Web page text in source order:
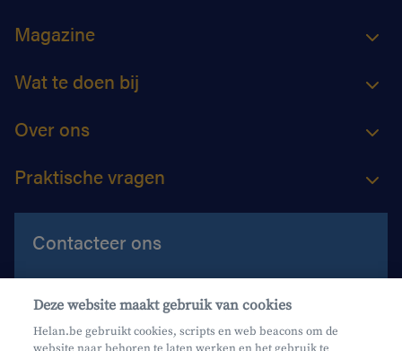
Magazine
Wat te doen bij
Over ons
Praktische vragen
Contacteer ons
Contacteer ons
Maak een afspraak
Deze website maakt gebruik van cookies
Helan.be gebruikt cookies, scripts en web beacons om de